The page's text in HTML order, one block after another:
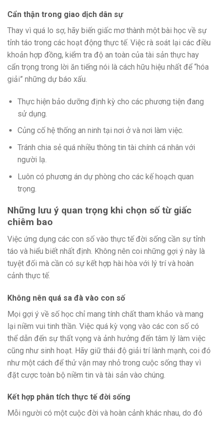
Cẩn thận trong giao dịch dân sự
Thay vì quá lo sợ, hãy biến giấc mơ thành một bài học về sự
tỉnh táo trong các hoạt động thực tế. Việc rà soát lại các điều
khoản hợp đồng, kiểm tra độ an toàn của tài sản thực hay
cẩn trọng trong lời ăn tiếng nói là cách hữu hiệu nhất để “hóa
giải” những dự báo xấu.
Thực hiện bảo dưỡng định kỳ cho các phương tiện đang
sử dụng.
Củng cố hệ thống an ninh tại nơi ở và nơi làm việc.
Tránh chia sẻ quá nhiều thông tin tài chính cá nhân với
người lạ.
Luôn có phương án dự phòng cho các kế hoạch quan
trọng.
Những lưu ý quan trọng khi chọn số từ giấc
chiêm bao
Việc ứng dụng các con số vào thực tế đời sống cần sự tỉnh
táo và hiểu biết nhất định. Không nên coi những gợi ý này là
tuyệt đối mà cần có sự kết hợp hài hòa với lý trí và hoàn
cảnh thực tế.
Không nên quá sa đà vào con số
Mọi gợi ý về số học chỉ mang tính chất tham khảo và mang
lại niềm vui tinh thần. Việc quá kỳ vọng vào các con số có
thể dẫn đến sự thất vọng và ảnh hưởng đến tâm lý làm việc
cũng như sinh hoạt. Hãy giữ thái độ giải trí lành mạnh, coi đó
như một cách để thử vận may nhỏ trong cuộc sống thay vì
đặt cược toàn bộ niềm tin và tài sản vào chúng.
Kết hợp phân tích thực tế đời sống
Mỗi người có một cuộc đời và hoàn cảnh khác nhau, do đó